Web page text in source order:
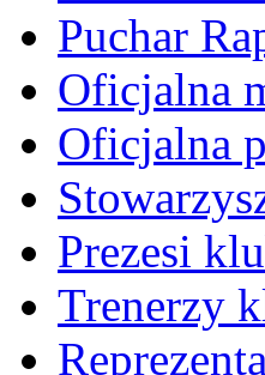
Puchar
Oficjalna
Oficjalna
Prezesi
Trenerzy